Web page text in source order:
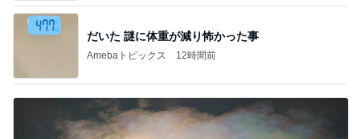
だいた 謎に体重が減り怖かった事
Amebaトピックス 12時間前